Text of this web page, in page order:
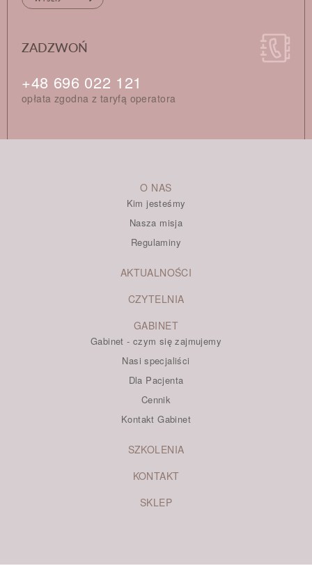
ZADZWOŃ
+48 696 022 121
opłata zgodna z taryfą operatora
O NAS
Kim jesteśmy
Nasza misja
Regulaminy
AKTUALNOŚCI
CZYTELNIA
GABINET
Gabinet - czym się zajmujemy
Nasi specjaliści
Dla Pacjenta
Cennik
Kontakt Gabinet
SZKOLENIA
KONTAKT
SKLEP